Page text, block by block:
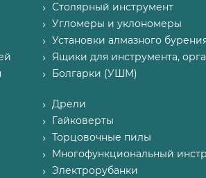
Столярный инструмент
Угломеры и уклономеры
Установки алмазного
Ящики для инструмента,
Болгарки (УШМ)
Дрели
Гайковерты
Торцовочные пилы
Многофункциональный
Электрорубанки